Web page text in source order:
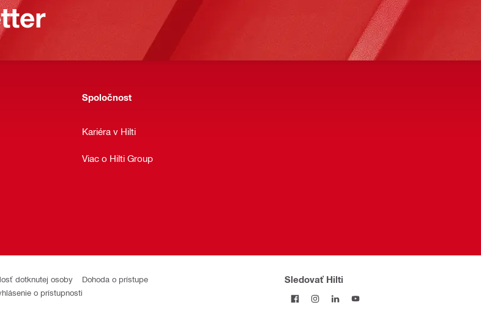
Spoločnost
Kariéra v Hilti
Viac o Hilti Group
dotknutej osoby
Dohoda o prístupe
o prístupnosti
Sledovať Hilti